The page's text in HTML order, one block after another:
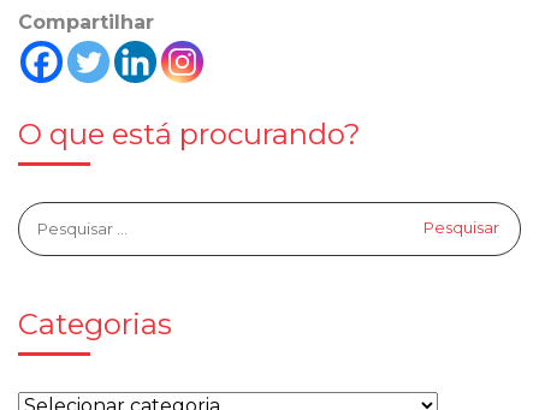
Compartilhar
O que está procurando?
Categorias